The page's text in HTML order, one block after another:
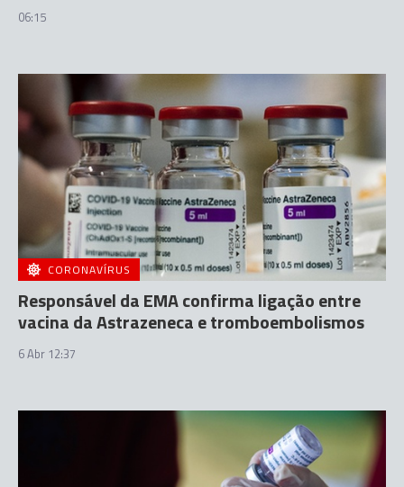
06:15
CORONAVÍRUS
Responsável da EMA confirma ligação entre
vacina da Astrazeneca e tromboembolismos
6 Abr 12:37